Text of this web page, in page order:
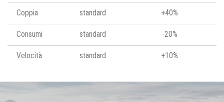
Coppia standard +40%
Consumi standard -20%
Velocità standard +10%